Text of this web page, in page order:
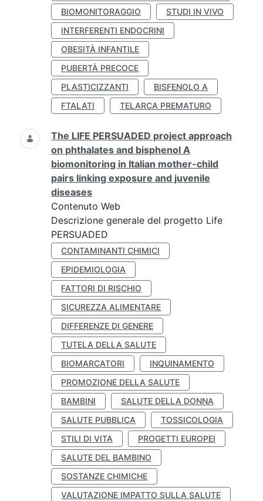
BIOMONITORAGGIO
STUDI IN VIVO
INTERFERENTI ENDOCRINI
OBESITÀ INFANTILE
PUBERTÀ PRECOCE
PLASTICIZZANTI
BISFENOLO A
FTALATI
TELARCA PREMATURO
The LIFE PERSUADED project approach
on phthalates and bisphenol A
biomonitoring in Italian mother-child
pairs linking exposure and juvenile
diseases
Contenuto Web
Descrizione generale del progetto Life
PERSUADED
CONTAMINANTI CHIMICI
EPIDEMIOLOGIA
FATTORI DI RISCHIO
SICUREZZA ALIMENTARE
DIFFERENZE DI GENERE
TUTELA DELLA SALUTE
BIOMARCATORI
INQUINAMENTO
PROMOZIONE DELLA SALUTE
BAMBINI
SALUTE DELLA DONNA
SALUTE PUBBLICA
TOSSICOLOGIA
STILI DI VITA
PROGETTI EUROPEI
SALUTE DEL BAMBINO
SOSTANZE CHIMICHE
VALUTAZIONE IMPATTO SULLA SALUTE